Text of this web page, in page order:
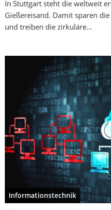
In Stuttgart steht die weltweit
Gießereisand. Damit sparen
und treiben die zirkuläre…
Informationstechnik